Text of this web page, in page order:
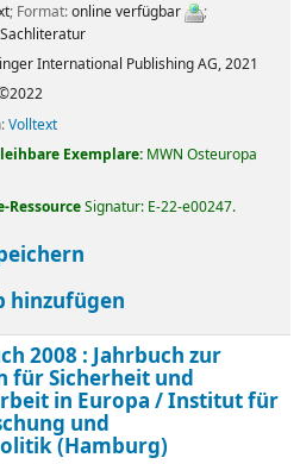
; Format:online verfügbar
;
Sachliteratur
International Publishing AG,2021
Volltext
Exemplare: MWN Osteuropa
RessourceSignatur: E-22-e00247.
hinzufügen
2008 : Jahrbuch zur
für Sicherheit und
in Europa /Institut für
und
(Hamburg)